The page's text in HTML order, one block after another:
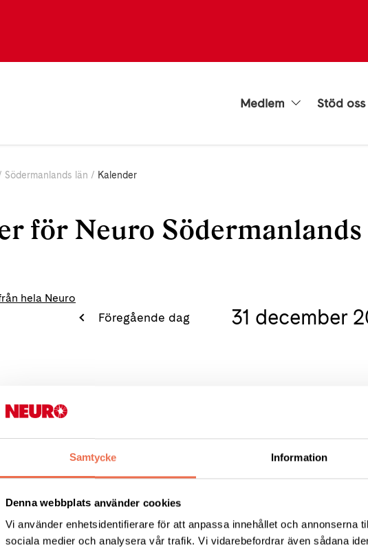
Samtycke Information
Denna webbplats använder cookies
Vi använder enhetsidentifierare för att anpassa innehållet och annonserna
sociala medier och analysera vår trafik. Vi vidarebefordrar även sådana
Medlem Stöd oss
Södermanlands län Kalender
för Neuro Södermanlands
hela Neuro
Föregående dag 31 december
KONTAKT